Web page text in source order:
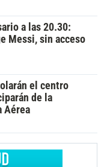
a las 20.30:
Messi, sin acceso
el centro
de la
Aérea